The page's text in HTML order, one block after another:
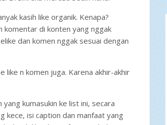
kasih like organik. Kenapa?
komentar di konten yang nggak
dan komen nggak sesuai dengan
like n komen juga. Karena akhir-akhir
kumasukin ke list ini, secara
kece, isi caption dan manfaat yang